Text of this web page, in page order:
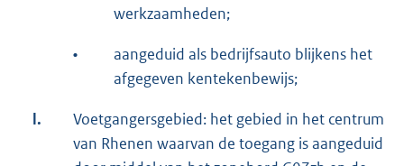
werkzaamheden;
•
aangeduid als bedrijfsauto blijkens het
afgegeven kentekenbewijs;
l.
Voetgangersgebied: het gebied in het centrum
van Rhenen waarvan de toegang is aangeduid